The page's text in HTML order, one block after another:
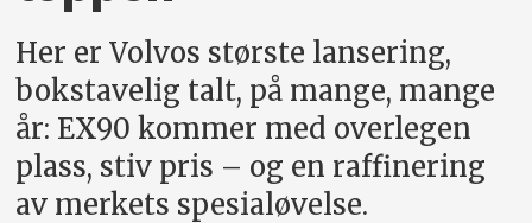
Her er Volvos største lansering,
bokstavelig talt, på mange, mange
år: EX90 kommer med overlegen
plass, stiv pris – og en raffinering
av merkets spesialøvelse.